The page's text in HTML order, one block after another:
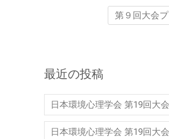
第９回大会
最近の投稿
日本環境心理学会 第19回大
日本環境心理学会 第19回大